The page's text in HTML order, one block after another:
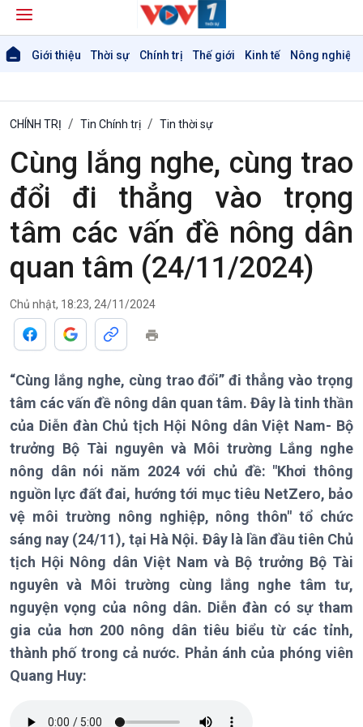
Giới thiệu Thời sự Chính trị Thế giới Kinh tế Nông nghiệp
Giới thiệu
Thời sự
Thời sự 6h
Thời sự 12h
Thời sự 18h
Chính trị
Tin Chính trị
Chính phủ với người dân
Quốc hội với cử tri
Xây dựng đảng
Đảng trong cuộc sống
Nhận diện sự thật
Pháp luật và đời sống
Thế giới
Tin thế giới
Vấn đề quốc tế
Thế giới & Việt Nam
Biên cương - Một dải vững
bền
Kinh tế
Tin Kinh tế
Trước giờ mở cửa
Sức sống hàng Việt
Nông nghiệp & Biển đảo
Tin Nông nghiệp & Biển
Biển đảo Việt Nam
CHÍNH TRỊ Tin Chính trị Tin thời sự
Cùng lắng nghe, cùng trao
đổi đi thẳng vào trọng
tâm các vấn đề nông dân
quan tâm (24/11/2024)
Chủ nhật, 18:23, 24/11/2024
“Cùng lắng nghe, cùng trao đổi” đi thẳng vào trọng
tâm các vấn đề nông dân quan tâm. Đây là tinh thần
của Diễn đàn Chủ tịch Hội Nông dân Việt Nam- Bộ
trưởng Bộ Tài nguyên và Môi trường Lắng nghe
nông dân nói năm 2024 với chủ đề: "Khơi thông
nguồn lực đất đai, hướng tới mục tiêu NetZero, bảo
vệ môi trường nông nghiệp, nông thôn" tổ chức
sáng nay (24/11), tại Hà Nội. Đây là lần đầu tiên Chủ
tịch Hội Nông dân Việt Nam và Bộ trưởng Bộ Tài
nguyên và Môi trường cùng lắng nghe tâm tư,
nguyện vọng của nông dân. Diễn đàn có sự tham
gia của hơn 200 nông dân tiêu biểu từ các tỉnh,
thành phố trong cả nước. Phản ánh của phóng viên
Quang Huy: